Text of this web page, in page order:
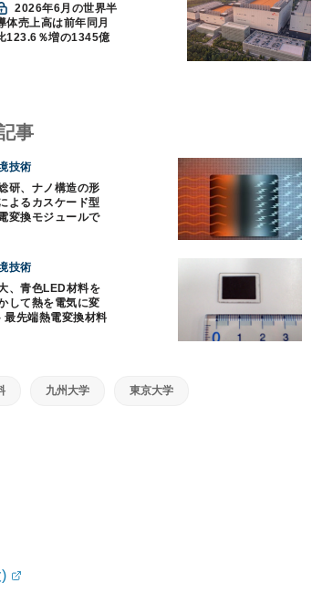
2026年6月の世界半
体売上高は前年同月
123.6％増の1345億
事
技術
研、ナノ構造の形
よるカスケード型
変換モジュールで
技術
、青色LED材料を
して熱を電気に変
最先端熱電変換材料
九州大学 東京大学